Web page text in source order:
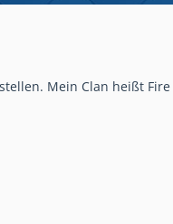
Mein Clan heißt